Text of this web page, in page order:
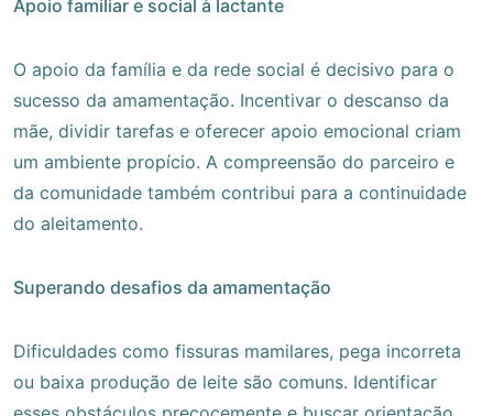
Apoio familiar e social à lactante
O apoio da família e da rede social é decisivo para o
sucesso da amamentação. Incentivar o descanso da
mãe, dividir tarefas e oferecer apoio emocional criam
um ambiente propício. A compreensão do parceiro e
da comunidade também contribui para a continuidade
do aleitamento.
Superando desafios da amamentação
Dificuldades como fissuras mamilares, pega incorreta
ou baixa produção de leite são comuns. Identificar